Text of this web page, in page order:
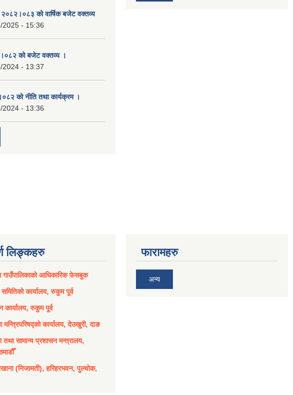
२०८२।०८३ को वार्षिक बजेट वक्तव्य
2025 - 15:36
को बजेट वक्तव्य ।
2024 - 13:37
को नीति तथा कार्यक्रम ।
2024 - 13:36
लिङ्कहरु
गाउँपालिकाको आधिकारिक फेसबुक
कार्यालय, रुकुम पूर्व
कार्यालय, रुकुम पूर्व
मन्त्रिपरिषद्को कार्यालय, देउखुरी, दाङ
तथा सामान्य प्रशासन मन्त्रालय,
(निजामती), हरिहरभवन, पुल्चोक,
फारामहरु
अन्य